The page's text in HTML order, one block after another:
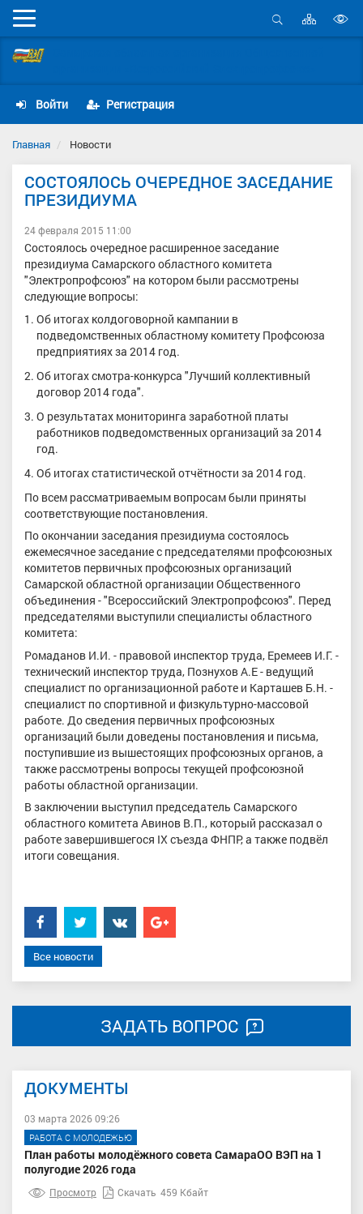
Мобильное
меню
Открыть
Карта
сайта
Войти Регистрация
Главная Новости
СОСТОЯЛОСЬ ОЧЕРЕДНОЕ ЗАСЕДАНИЕ
ПРЕЗИДИУМА
24 февраля 2015 11:00
Состоялось очередное расширенное заседание
президиума Самарского областного комитета
"Электропрофсоюз" на котором были рассмотрены
следующие вопросы:
Об итогах колдоговорной кампании в
подведомственных областному комитету Профсоюза
предприятиях за 2014 год.
Об итогах смотра-конкурса "Лучший коллективный
договор 2014 года".
О результатах мониторинга заработной платы
работников подведомственных организаций за 2014
год.
Об итогах статистической отчётности за 2014 год.
По всем рассматриваемым вопросам были приняты
соответствующие постановления.
По окончании заседания президиума состоялось
ежемесячное заседание с председателями профсоюзных
комитетов первичных профсоюзных организаций
Самарской областной организации Общественного
объединения - "Всероссийский Электропрофсоюз". Перед
председателями выступили специалисты областного
комитета:
Ромаданов И.И. - правовой инспектор труда, Еремеев И.Г. -
технический инспектор труда, Познухов А.Е - ведущий
специалист по организационной работе и Карташев Б.Н. -
специалист по спортивной и физкультурно-массовой
работе. До сведения первичных профсоюзных
организаций были доведены постановления и письма,
поступившие из вышестоящих профсоюзных органов, а
также рассмотрены вопросы текущей профсоюзной
работы областной организации.
В заключении выступил председатель Самарского
областного комитета Авинов В.П., который рассказал о
работе завершившегося IX съезда ФНПР, а также подвёл
итоги совещания.
FacebookTwitter���������
Google+
Все новости
ЗАДАТЬ ВОПРОС
ДОКУМЕНТЫ
03 марта 2026 09:26
РАБОТА С МОЛОДЕЖЬЮ
План работы молодёжного совета СамараОО ВЭП на 1
полугодие 2026 года
Просмотр Скачать 459 Кбайт